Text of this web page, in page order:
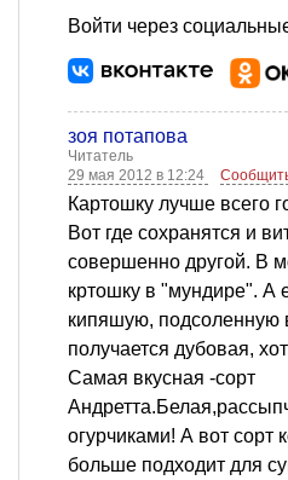
Войти через
зоя потапова
Читатель
29 мая 2012 в 12:24
Картошку лучше всего
Вот где сохранятся и
совершенно другой. В
кртошку в "мундире". А
кипяшую, подсоленную
получается дубовая,
Самая вкусная -сорт
огурчиками! А вот сорт
больше подходит для